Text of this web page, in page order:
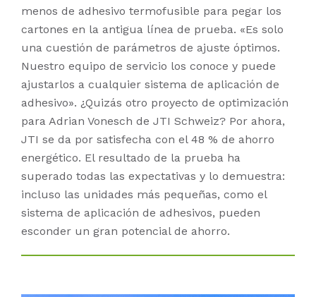
menos de adhesivo termofusible para pegar los
cartones en la antigua línea de prueba. «Es solo
una cuestión de parámetros de ajuste óptimos.
Nuestro equipo de servicio los conoce y puede
ajustarlos a cualquier sistema de aplicación de
adhesivo». ¿Quizás otro proyecto de optimización
para Adrian Vonesch de JTI Schweiz? Por ahora,
JTI se da por satisfecha con el 48 % de ahorro
energético. El resultado de la prueba ha
superado todas las expectativas y lo demuestra:
incluso las unidades más pequeñas, como el
sistema de aplicación de adhesivos, pueden
esconder un gran potencial de ahorro.